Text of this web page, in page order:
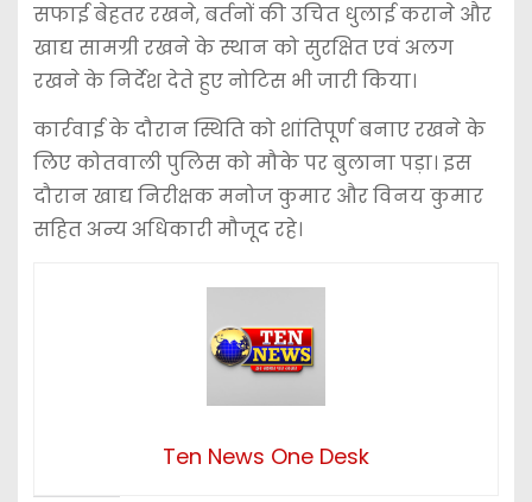
सफाई बेहतर रखने, बर्तनों की उचित धुलाई कराने और
खाद्य सामग्री रखने के स्थान को सुरक्षित एवं अलग
रखने के निर्देश देते हुए नोटिस भी जारी किया।
कार्रवाई के दौरान स्थिति को शांतिपूर्ण बनाए रखने के
लिए कोतवाली पुलिस को मौके पर बुलाना पड़ा। इस
दौरान खाद्य निरीक्षक मनोज कुमार और विनय कुमार
सहित अन्य अधिकारी मौजूद रहे।
Ten News One Desk